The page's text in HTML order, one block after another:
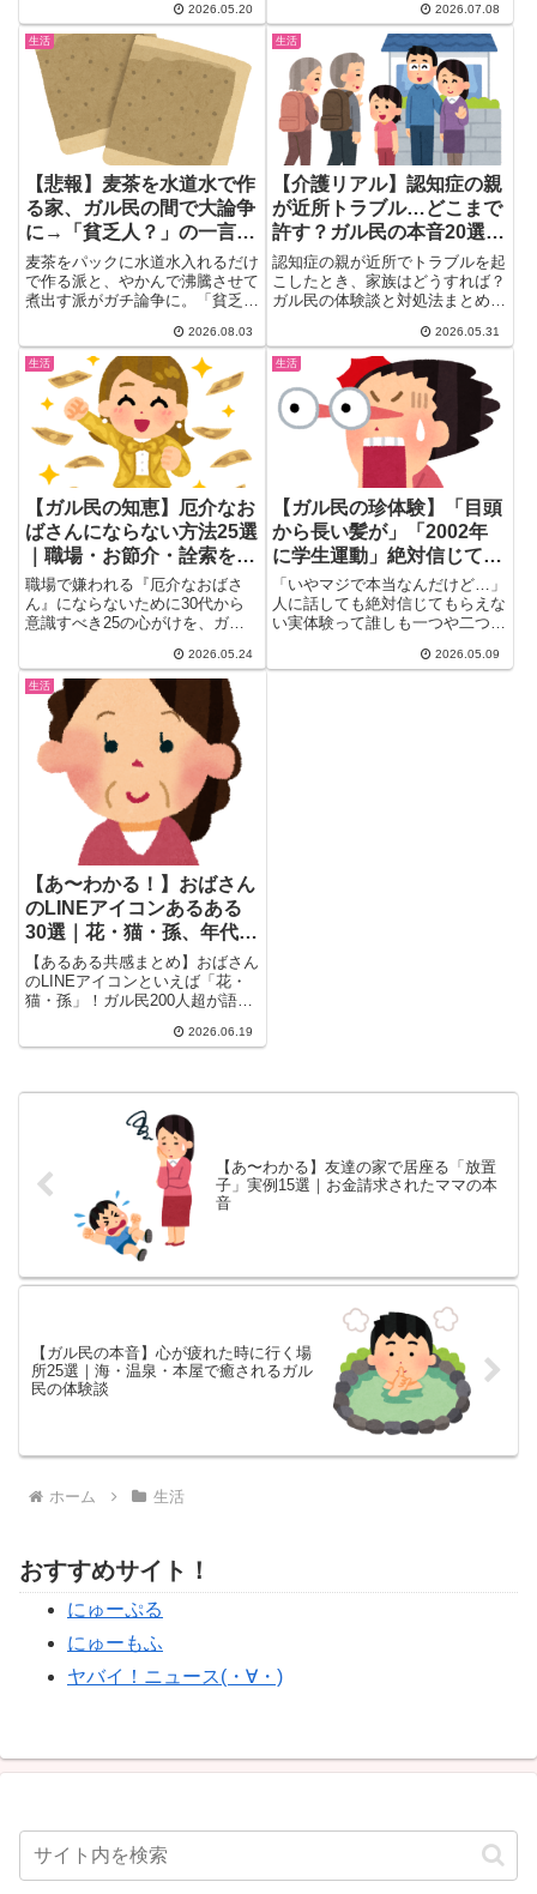
るい・いいなの社交辞令問題から
本当に噛み合わない会話の体験談
まで、コミュニケーションの違和
感を徹底まとめ。
2026.05.20
排水フィルター掃除の手間、乾燥
にかかる電気代、5年で壊れるこ
ともある故障リスクまで、購入前
に知っておきたい本音を一気にチ
ェックできます。
2026.07.08
生活
【悲報】麦茶を水道水で作
る家、ガル民の間で大論争
に→「貧乏人？」の一言に
総ツッコミｗｗｗ
麦茶をパックに水道水入れるだけ
で作る派と、やかんで沸騰させて
煮出す派がガチ論争に。「貧乏
し、塩素と雑菌の衛生面ガチ議論
から、住む地域による水道水の味
の違いまで話が拡大。あなたの家
の麦茶、水道水派？それとも沸か
す派？ガル民199人のリアルな本
音まとめ。
2026.08.03
生活
【介護リアル】認知症の親
が近所トラブル…どこまで
許す？ガル民の本音20選｜
施設・地域包括センターの
対処法まで
認知症の親が近所でトラブルを起
こしたとき、家族はどうすれば？
ガル民の体験談と対処法まとめ。
る・月35万円の現実）や、地域
包括センターへの相談・警察通報
が突破口になるケースまで、介護
経験者のリアルな声20選を紹介
します。
2026.05.31
生活
【ガル民の知恵】厄介なお
ばさんにならない方法25選
｜職場・お節介・詮索をや
める習慣
職場で嫌われる『厄介なおばさ
ん』にならないために30代から
意識すべき25の心がけを、ガル
した。お節介・プライベート詮
索・気分のムラ・承認欲求の手放
し方、自分が幸せでいることの大
切さを体験談付きでチェック。
2026.05.24
生活
【ガル民の珍体験】「目頭
から長い髪が」「2002年
に学生運動」絶対信じても
らえない話
「いやマジで本当なんだけど…」
人に話しても絶対信じてもらえな
い実体験って誰しも一つや二つあ
2026.05.09
生活
【あ〜わかる！】おばさん
のLINEアイコンあるある
30選｜花・猫・孫、年代別
傾向まとめ
【あるある共感まとめ】おばさん
のLINEアイコンといえば「花・
猫・孫」！ガル民200人超が語る
ペット、40代＝子供）から「自
ト30選を厳選。自分も確実に当
2026.06.19
【あ〜わかる】友達の家で居座る「放置
子」実例15選｜お金請求されたママの本
音
【ガル民の本音】心が疲れた時に行く場
所25選｜海・温泉・本屋で癒されるガル
民の体験談
ホーム 生活
おすすめサイト！
にゅーぷる
にゅーもふ
ヤバイ！ニュース(・∀・)